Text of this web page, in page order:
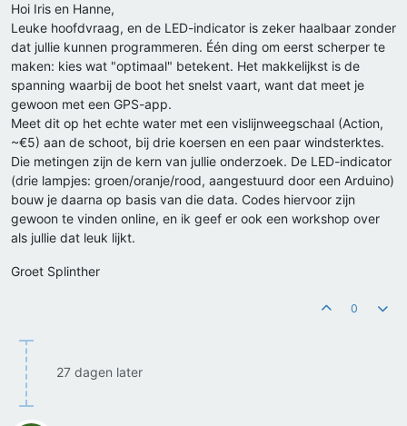
Hoi Iris en Hanne,
Leuke hoofdvraag, en de LED-indicator is zeker haalbaar zonder
dat jullie kunnen programmeren. Één ding om eerst scherper te
maken: kies wat "optimaal" betekent. Het makkelijkst is de
spanning waarbij de boot het snelst vaart, want dat meet je
gewoon met een GPS-app.
Meet dit op het echte water met een vislijnweegschaal (Action,
~€5) aan de schoot, bij drie koersen en een paar windsterktes.
Die metingen zijn de kern van jullie onderzoek. De LED-indicator
(drie lampjes: groen/oranje/rood, aangestuurd door een Arduino)
bouw je daarna op basis van die data. Codes hiervoor zijn
gewoon te vinden online, en ik geef er ook een workshop over
als jullie dat leuk lijkt.
Groet Splinther
0
27 dagen later